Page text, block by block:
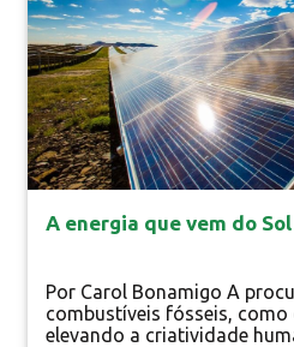
A energia que vem do Sol
Por Carol Bonamigo A
combustíveis fósseis,
elevando a criatividade